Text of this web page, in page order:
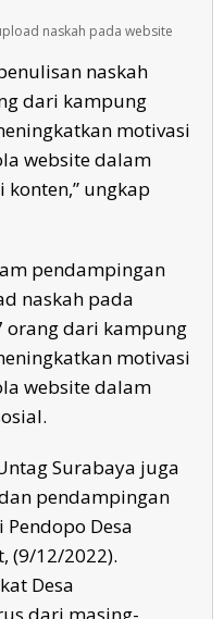
naskah pada website
naskah
dari kampung
motivasi
website dalam
ungkap
pendampingan
naskah pada
orang dari kampung
motivasi
website dalam
Surabaya juga
pendampingan
Desa
(9/12/2022).
Desa
dari masing-